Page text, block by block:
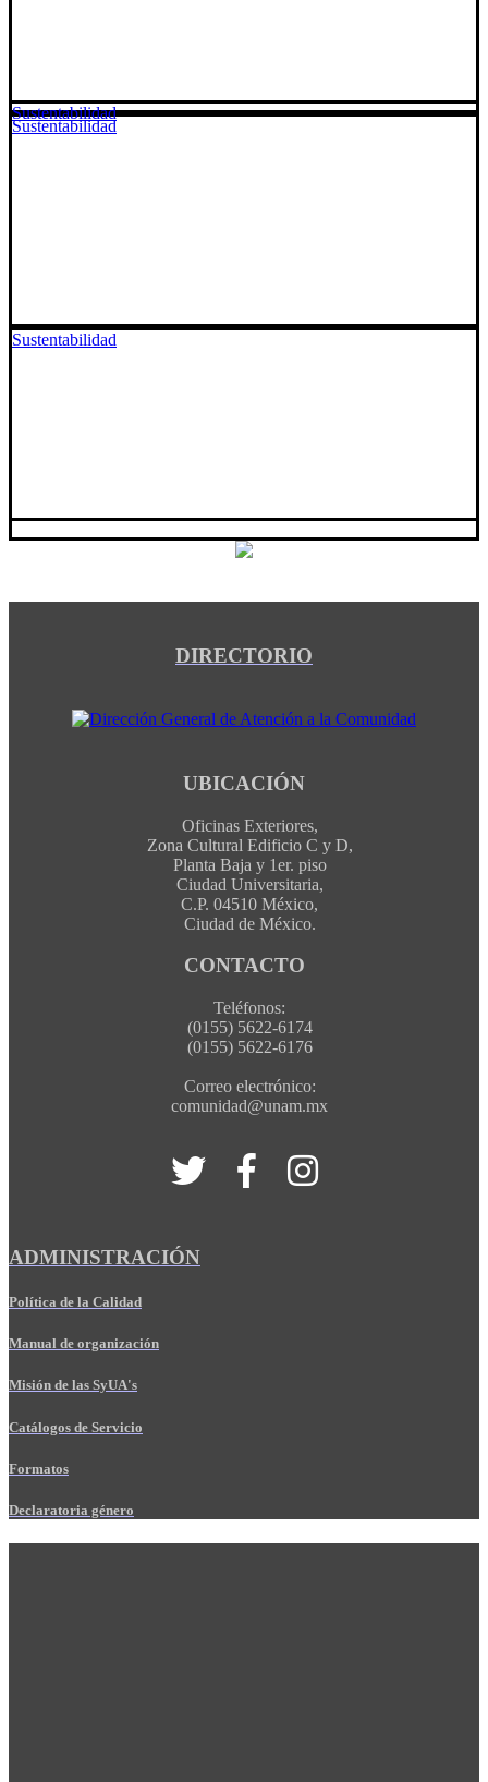
Sustentabilidad
Sustentabilidad
Sustentabilidad
DIRECTORIO
UBICACIÓN
Oficinas Exteriores,
Zona Cultural Edificio C y D,
Planta Baja y 1er. piso
Ciudad Universitaria,
C.P. 04510 México,
Ciudad de México.
CONTACTO
Teléfonos:
(0155) 5622-6174
(0155) 5622-6176
Correo electrónico:
comunidad@unam.mx
ADMINISTRACIÓN
Política de la Calidad
Manual de organización
Misión de las SyUA's
Catálogos de Servicio
Formatos
Declaratoria género